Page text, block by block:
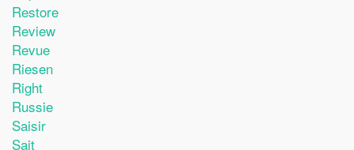
Restore
Review
Revue
Riesen
Right
Russie
Saisir
Sait